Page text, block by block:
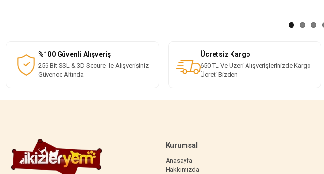
%100 Güvenli Alışveriş
256 Bit SSL & 3D Secure İle Alışverişiniz
Güvence Altında
Ücretsiz Kargo
650 TL Ve Üzeri Alışverişlerinizde Kargo
Ücreti Bizden
Kurumsal
Anasayfa
Hakkımızda